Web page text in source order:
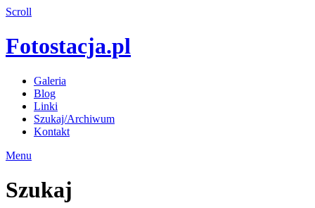
Scroll
Fotostacja.pl
Galeria
Blog
Linki
Szukaj/Archiwum
Kontakt
Menu
Szukaj